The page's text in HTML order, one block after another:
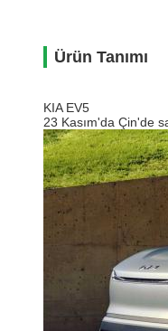
Ürün Tanımı
KIA EV5
23 Kasım'da Çin'de